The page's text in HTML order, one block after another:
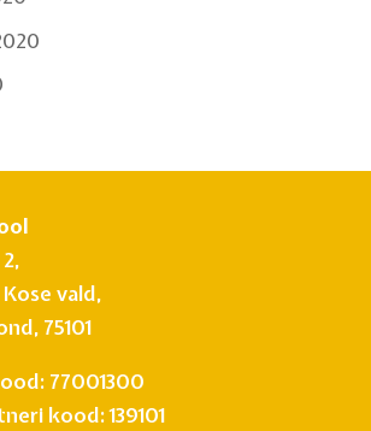
vald,
75101
77001300
kood: 139101